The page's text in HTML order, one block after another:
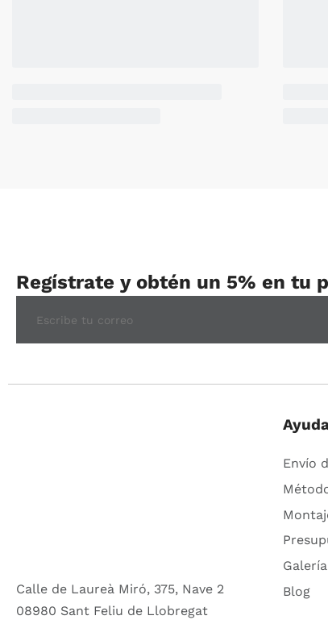
Regístrate y obtén un 5% en tu
Calle de Laureà Miró, 375, Nave 2
08980 Sant Feliu de Llobregat
Envío
Galería
Blog